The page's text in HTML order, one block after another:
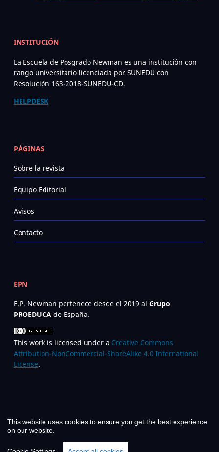
This website uses cookies to ensure you get the best experience
on our website.
INSTITUCIÓN
La Escuela de Posgrado Newman es una institución con
rango universitario licenciada por SUNEDU con
Resolución 163-2018-SUNEDU-CD.
HELPDESK
PÁGINAS
Sobre la revista
Equipo Editorial
Avisos
Contacto
EPN
E.P. Newman pertenece desde el 2019 al Grupo
PROEDUCA de España.
This work is licensed under a Creative Commons
Attribution-NonCommercial-ShareAlike 4.0 International
License.